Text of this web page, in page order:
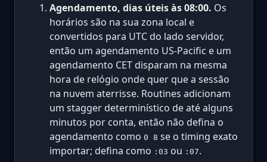
Agendamento, dias úteis às 08:00. Os
horários são na sua zona local e
convertidos para UTC do lado servidor,
então um agendamento US-Pacific e um
agendamento CET disparam na mesma
hora de relógio onde quer que a sessão
na nuvem aterrisse. Routines adicionam
um stagger determinístico de até alguns
minutos por conta, então não defina o
agendamento como 0 8 se o timing exato
importar; defina como :03 ou :07.